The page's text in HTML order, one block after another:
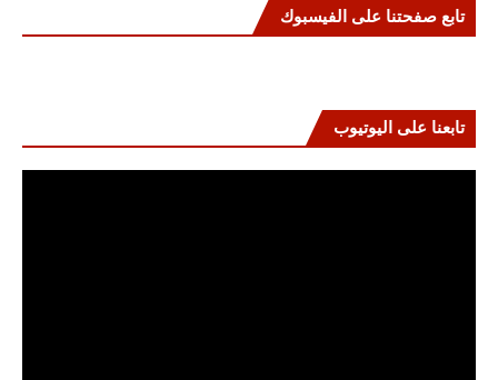
تابع صفحتنا على الفيسبوك
تابعنا على اليوتيوب